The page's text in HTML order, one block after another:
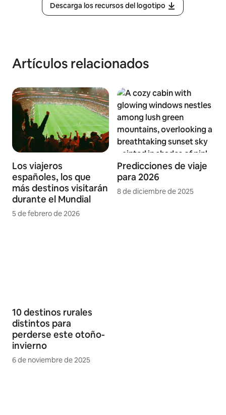
Descarga los recursos del logotipo
Artículos relacionados
Los viajeros
españoles, los que
más destinos visitarán
durante el Mundial
5 de febrero de 2026
Predicciones de viaje
para 2026
8 de diciembre de 2025
10 destinos rurales
distintos para
perderse este otoño-
invierno
6 de noviembre de 2025